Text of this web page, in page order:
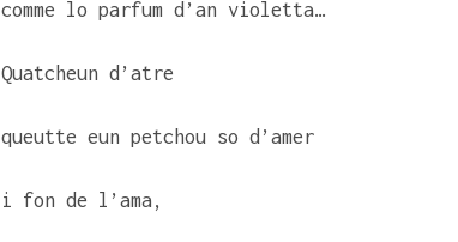
comme lo parfum d’an violetta…
Quatcheun d’atre
queutte eun petchou so d’amer
i fon de l’ama,